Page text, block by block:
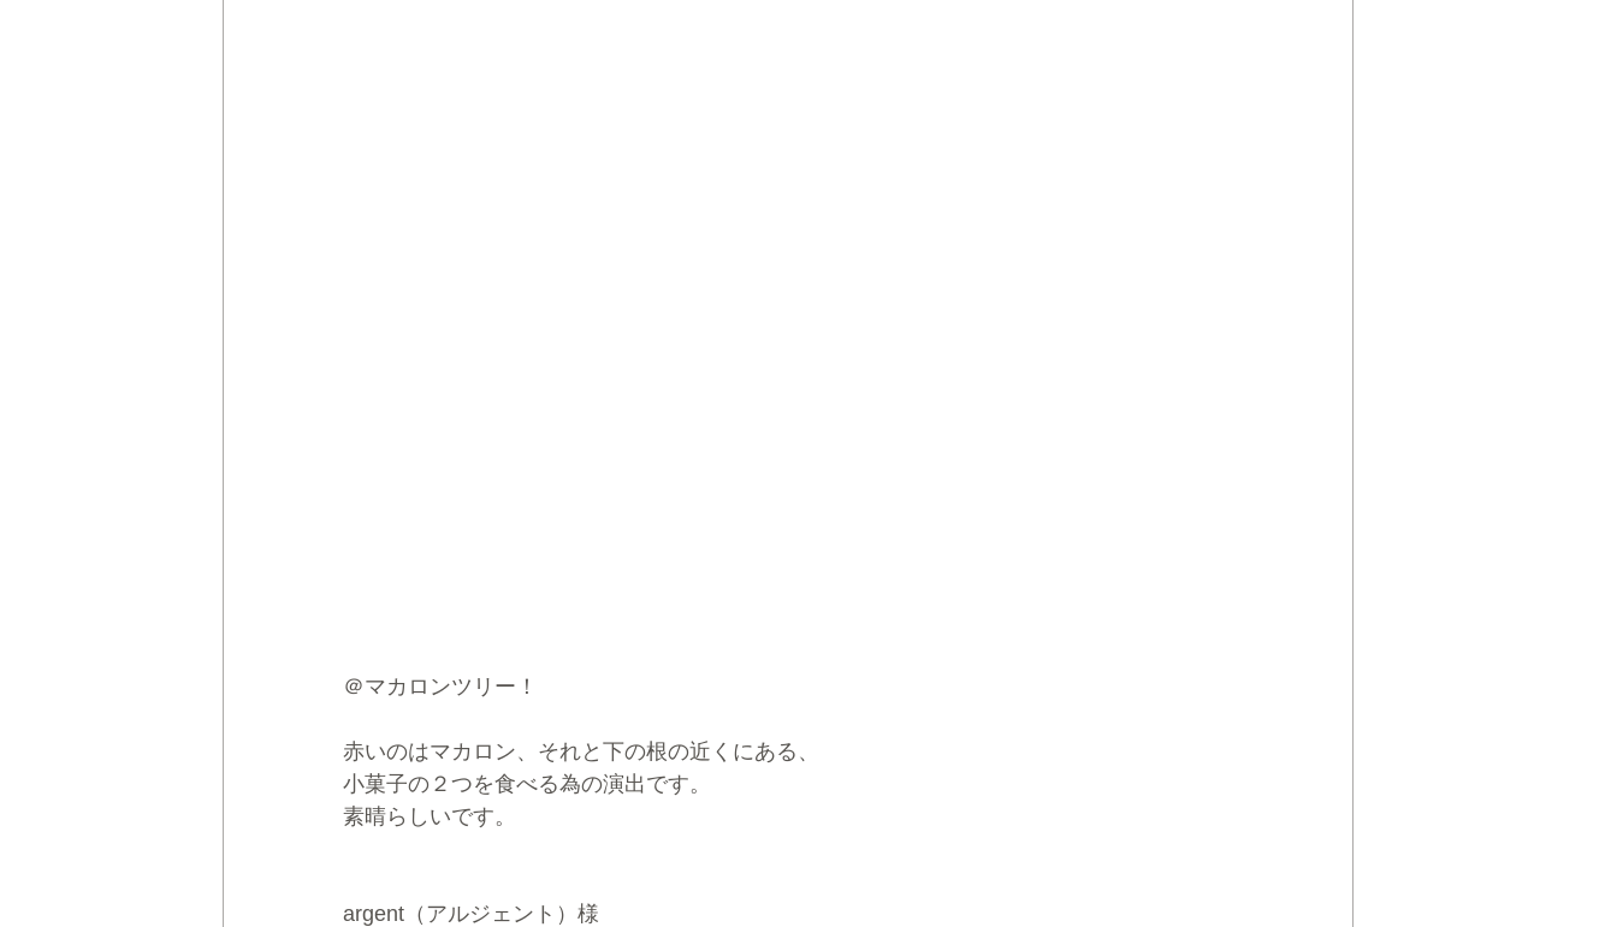
＠マカロンツリー！
赤いのはマカロン、それと下の根の近くにある、
小菓子の２つを食べる為の演出です。
素晴らしいです。
argent（アルジェント）様